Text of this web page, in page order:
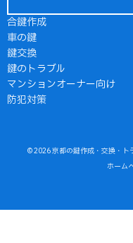
合鍵作成
車の鍵
鍵交換
鍵のトラブル
マンションオーナー向け
防犯対策
© 2026京都の鍵作成・交換・ト
ホーム